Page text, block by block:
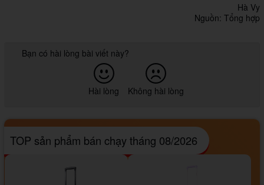
Hà Vy
Nguồn: Tổng hợp
Bạn có hài lòng bài viết này?
Hài lòng Không hài lòng
TOP sản phẩm bán chạy tháng 08/2026